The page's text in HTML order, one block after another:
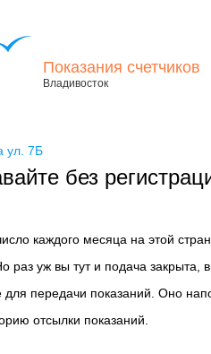
Показания счетчиков
Владивосток
ул. 7Б
без
каждого месяца на этой
раз уж вы тут и подача
передачи показаний. Оно
отсылки показаний.